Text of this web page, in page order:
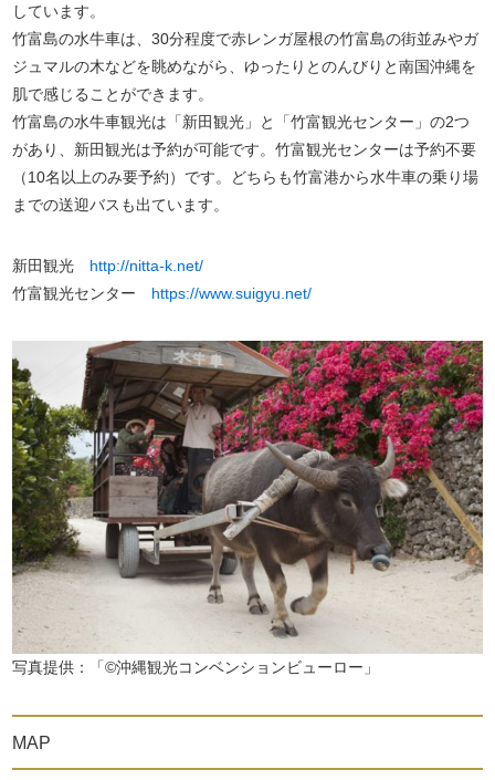
しています。
竹富島の水牛車は、30分程度で赤レンガ屋根の竹富島の街並みやガ
ジュマルの木などを眺めながら、ゆったりとのんびりと南国沖縄を
肌で感じることができます。
竹富島の水牛車観光は「新田観光」と「竹富観光センター」の2つ
があり、新田観光は予約が可能です。竹富観光センターは予約不要
（10名以上のみ要予約）です。どちらも竹富港から水牛車の乗り場
までの送迎バスも出ています。
新田観光 http://nitta-k.net/
竹富観光センター https://www.suigyu.net/
写真提供：「©沖縄観光コンベンションビューロー」
MAP